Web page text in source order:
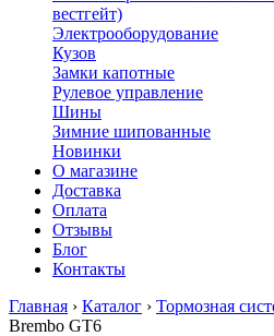
вестгейт)
Электрооборудование
Кузов
Замки капотные
Рулевое управление
Шины
Зимние шипованные
Новинки
О магазине
Доставка
Оплата
Отзывы
Блог
Контакты
Главная › Каталог › Тормозная
Brembo GT6